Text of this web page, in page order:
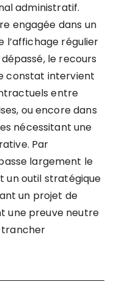
administratif.
engagée dans un
l’affichage régulier
le recours
constat intervient
entre
ou encore dans
nécessitant une
Par
largement le
un outil stratégique
un projet de
une preuve neutre
trancher